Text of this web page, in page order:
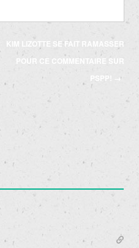
KIM LIZOTTE SE FAIT RAMASSER
POUR CE COMMENTAIRE SUR
PSPP!
→